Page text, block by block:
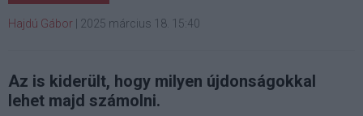
Hajdú Gábor 2025 március 18. 15:40
Az is kiderült, hogy milyen újdonságokkal
lehet majd számolni.